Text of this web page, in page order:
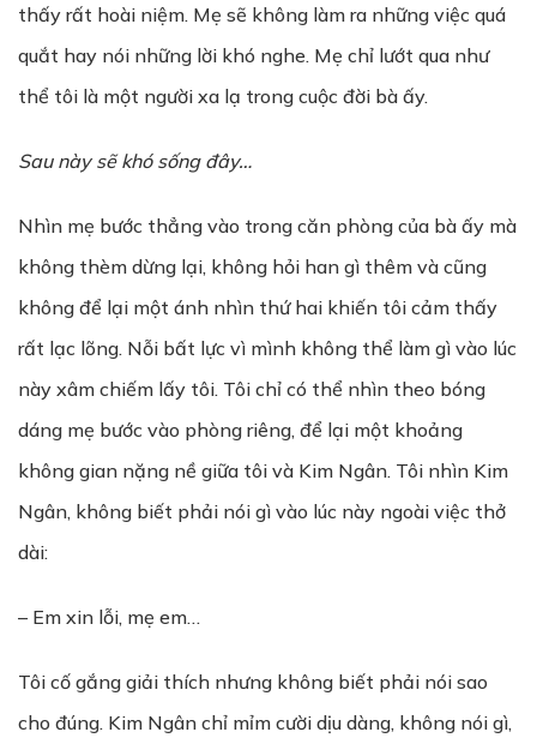
thấy rất hoài niệm. Mẹ sẽ không làm ra những việc quá
quắt hay nói những lời khó nghe. Mẹ chỉ lướt qua như
thể tôi là một người xa lạ trong cuộc đời bà ấy.
Sau này sẽ khó sống đây…
Nhìn mẹ bước thẳng vào trong căn phòng của bà ấy mà
không thèm dừng lại, không hỏi han gì thêm và cũng
không để lại một ánh nhìn thứ hai khiến tôi cảm thấy
rất lạc lõng. Nỗi bất lực vì mình không thể làm gì vào lúc
này xâm chiếm lấy tôi. Tôi chỉ có thể nhìn theo bóng
dáng mẹ bước vào phòng riêng, để lại một khoảng
không gian nặng nề giữa tôi và Kim Ngân. Tôi nhìn Kim
Ngân, không biết phải nói gì vào lúc này ngoài việc thở
dài:
– Em xin lỗi, mẹ em…
Tôi cố gắng giải thích nhưng không biết phải nói sao
cho đúng. Kim Ngân chỉ mỉm cười dịu dàng, không nói gì,